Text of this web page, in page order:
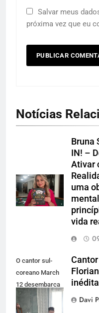
Salvar meus
próxima vez que eu
Notícias
Bruna
IN! –
Ativar
uma
vida
O cantor sul-
coreano March
12 desembarca
em setembro no
Brasil com a
Davi